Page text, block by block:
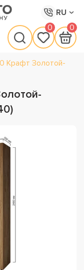
RU
0 0
Крафт Золотой-